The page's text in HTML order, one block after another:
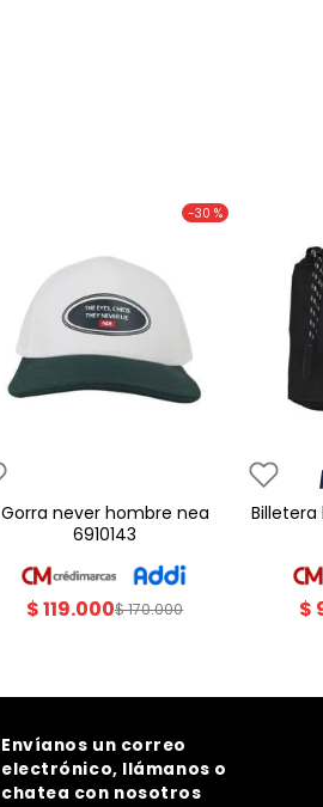
-30 %
gorra never hombre nea
6910143
$119.000$170.000
billetera hombre americanino
$
Envíanos un correo
electrónico, llámanos o
chatea con nosotros